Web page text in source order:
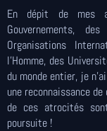
En dépit de mes
Gouvernements,
Organisations
l'Homme, des
du monde entier, je
une reconnaissance
de ces atrocités
poursuite !